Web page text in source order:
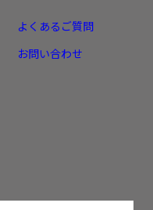
よくあるご質問
お問い合わせ